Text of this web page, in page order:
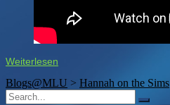
Weiterlesen
Blogs@MLU > Hannah on the Sims